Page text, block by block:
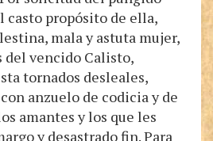
casto propósito de ella,
mala y astuta mujer,
del vencido Calisto,
tornados desleales,
anzuelo de codicia y de
amantes y los que les
y desastrado fin. Para